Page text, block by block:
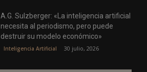
A.G. Sulzberger: «La inteligencia artificial
necesita al periodismo, pero puede
destruir su modelo económico»
Inteligencia Artificial 30 julio, 2026